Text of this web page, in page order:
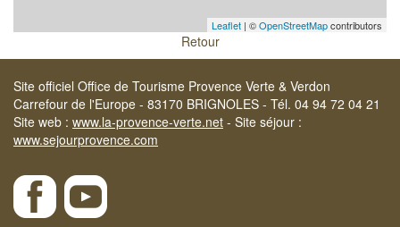
Leaflet | ©OpenStreetMapcontributors
Retour
Site officiel Office de Tourisme Provence Verte & Verdon
Carrefour de l'Europe - 83170 BRIGNOLES - Tél. 04 94 72 04 21
Site web : www.la-provence-verte.net - Site séjour :
www.sejourprovence.com